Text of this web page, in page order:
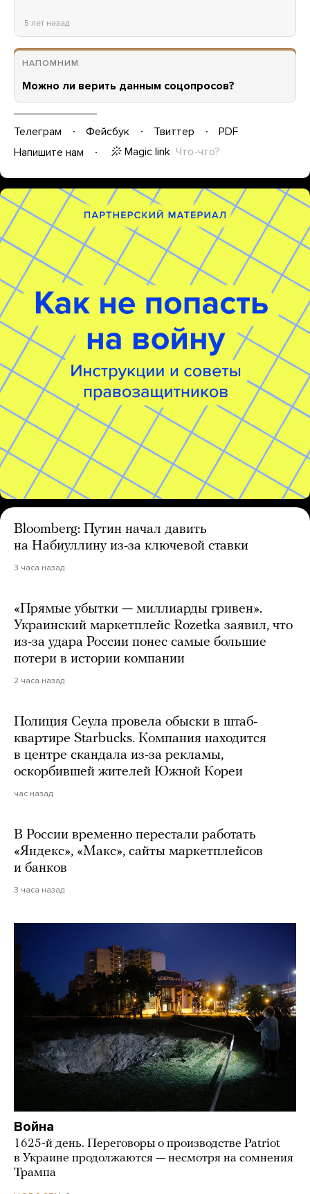
5 лет назад
НАПОМНИМ
Можно ли верить данным соцопросов?
Телеграм Фейсбук Твиттер
PDF
Напишите нам
Magic link Что-что?
Bloomberg: Путин начал давить
на Набиуллину из-за ключевой ставки
3 часа назад
«Прямые убытки — миллиарды гривен».
Украинский маркетплейс Rozetka заявил, что
из-за удара России понес самые большие
потери в истории компании
2 часа назад
Полиция Сеула провела обыски в штаб-
квартире Starbucks. Компания находится
в центре скандала из-за рекламы,
оскорбившей жителей Южной Кореи
час назад
В России временно перестали работать
«Яндекс», «Макс», сайты маркетплейсов
и банков
3 часа назад
Война
1625-й день. Переговоры о производстве Patriot
в Украине продолжаются — несмотря на сомнения
Трампа